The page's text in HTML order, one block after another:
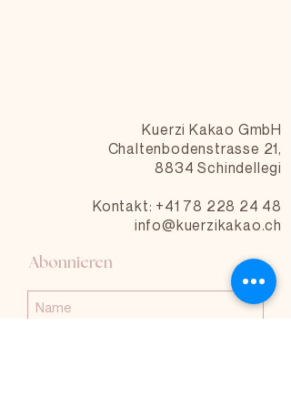
Kuerzi Kakao GmbH
Chaltenbodenstrasse 21,
8834 Schindellegi
Kontakt: +41 78 228 24 48
info@kuerzikakao.ch
Abonnieren